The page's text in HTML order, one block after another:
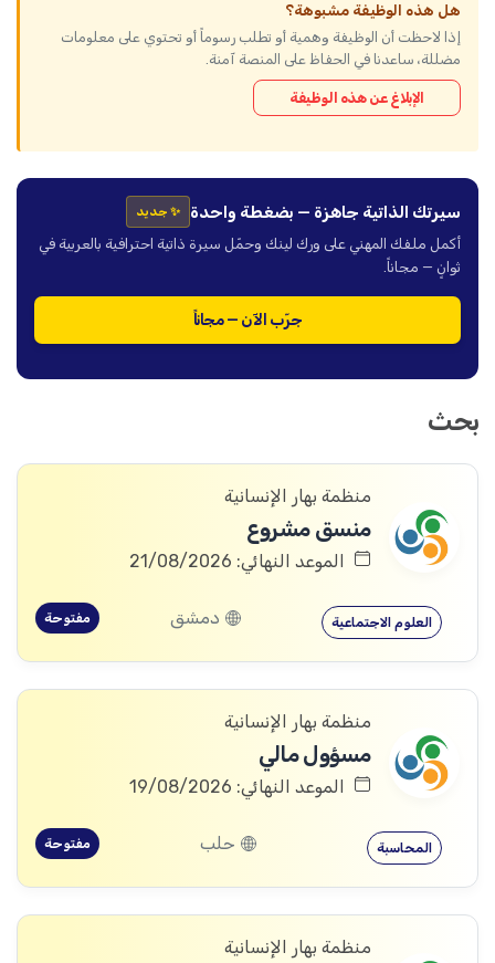
هل هذه الوظيفة مشبوهة؟
إذا لاحظت أن الوظيفة وهمية أو تطلب رسوماً أو تحتوي على معلومات
مضللة، ساعدنا في الحفاظ على المنصة آمنة.
الإبلاغ عن هذه الوظيفة
سيرتك الذاتية جاهزة — بضغطة واحدة ✨ جديد
أكمل ملفك المهني على ورك لينك وحمّل سيرة ذاتية احترافية بالعربية في
ثوانٍ — مجاناً.
جرّب الآن — مجاناً
بحث
منظمة بهار الإنسانية
منسق مشروع
الموعد النهائي: 21/08/2026
العلوم الاجتماعية دمشق مفتوحة
منظمة بهار الإنسانية
مسؤول مالي
الموعد النهائي: 19/08/2026
المحاسبة حلب مفتوحة
منظمة بهار الإنسانية